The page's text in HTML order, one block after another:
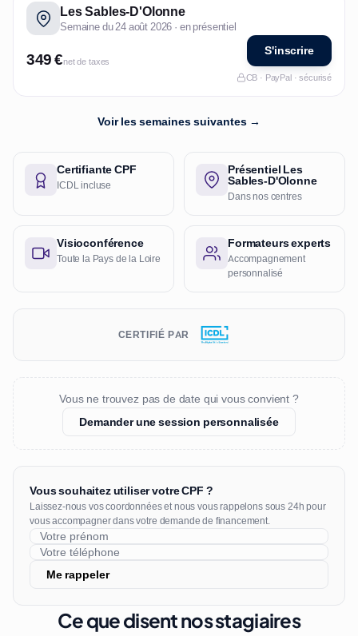
Les Sables-D'Olonne
Semaine du 24 août 2026 · en présentiel
349 €net de taxes
S'inscrire
CB · PayPal · sécurisé
Voir les semaines suivantes →
Certifiante CPF
ICDL incluse
Présentiel Les
Sables-D'Olonne
Dans nos centres
Visioconférence
Toute la Pays de la Loire
Formateurs experts
Accompagnement
personnalisé
CERTIFIÉ PAR
Vous ne trouvez pas de date qui vous convient ?
Demander une session personnalisée
Vous souhaitez utiliser votre CPF ?
Laissez-nous vos coordonnées et nous vous rappelons sous 24h pour
vous accompagner dans votre demande de financement.
Me rappeler
Ce que disent nos stagiaires